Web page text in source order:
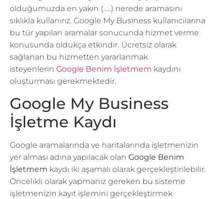
olduğumuzda en yakın (…..) nerede aramasını
sıklıkla kullanırız. Google My Business kullanıcılarına
bu tür yapılan aramalar sonucunda hizmet verme
konusunda oldukça etkindir. Ücretsiz olarak
sağlanan bu hizmetten yararlanmak
isteyenlerin Google Benim İşletmem kaydını
oluşturması gerekmektedir.
Google My Business
İşletme Kaydı
Google aramalarında ve haritalarında işletmenizin
yer alması adına yapılacak olan Google Benim
İşletmem kaydı iki aşamalı olarak gerçekleştirilebilir.
Öncelikli olarak yapmanız gereken bu sisteme
işletmenizin kayıt işlemini gerçekleştirmek